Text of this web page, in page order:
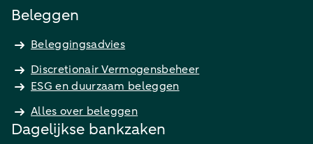
Beleggen
Beleggingsadvies
Discretionair Vermogensbeheer
ESG en duurzaam beleggen
Alles over beleggen
Dagelijkse bankzaken